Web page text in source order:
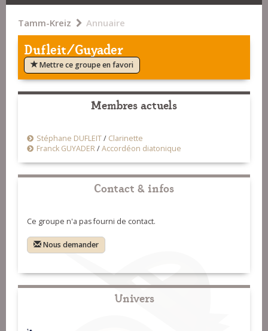
Tamm-Kreiz Annuaire
Dufleit/Guyader
Mettre ce groupe en favori
Membres actuels
Stéphane DUFLEIT/ Clarinette
Franck GUYADER/Accordéon diatonique
Contact & infos
Ce groupe n'a pas fourni de contact.
Nous demander
Univers